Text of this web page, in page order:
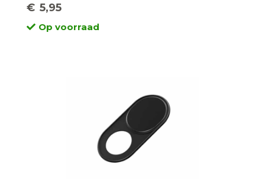
€ 5,95
Op voorraad